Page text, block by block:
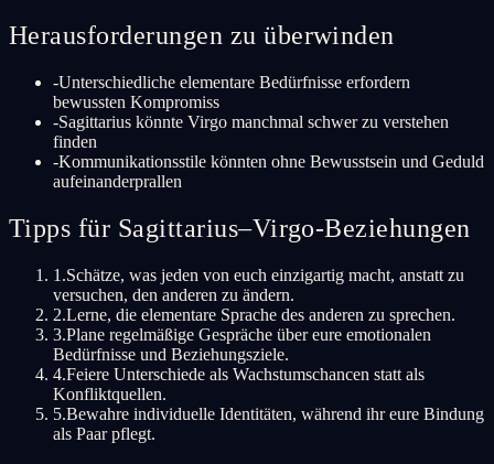
Herausforderungen zu überwinden
-Unterschiedliche elementare Bedürfnisse erfordern
bewussten Kompromiss
-Sagittarius könnte Virgo manchmal schwer zu verstehen
finden
-Kommunikationsstile könnten ohne Bewusstsein und Geduld
aufeinanderprallen
Tipps für Sagittarius–Virgo-Beziehungen
1 .Schätze, was jeden von euch einzigartig macht, anstatt zu
versuchen, den anderen zu ändern.
2.Lerne, die elementare Sprache des anderen zu sprechen.
3.Plane regelmäßige Gespräche über eure emotionalen
Bedürfnisse und Beziehungsziele.
4.Feiere Unterschiede als Wachstumschancen statt als
Konfliktquellen.
5.Bewahre individuelle Identitäten, während ihr eure Bindung
als Paar pflegt.